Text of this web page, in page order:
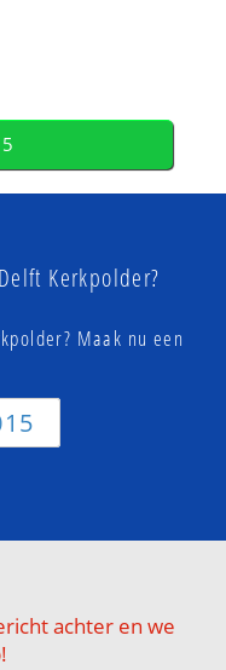
Kerkpolder?
Maak nu een
achter en we